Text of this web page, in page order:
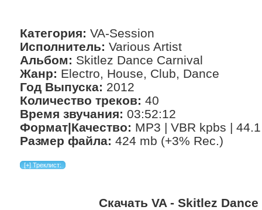
Категория: VA-Session
Исполнитель: Various Artist
Альбом: Skitlez Dance Carnival
Жанр: Electro, House, Club, Dance
Год Выпуска: 2012
Количество треков: 40
Время звучания: 03:52:12
Формат|Качество: MP3 | VBR kpbs |
Размер файла: 424 mb (+3% Rec.)
Скачать VA - Skitlez